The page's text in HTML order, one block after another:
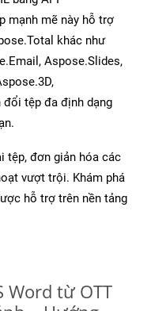
mạnh mẽ này hỗ trợ
khác như
Aspose.Slides,
tệp đa định dạng
tệp, đơn giản hóa các
vượt trội. Khám phá
hỗ trợ trên nền tảng
Word từ OTT